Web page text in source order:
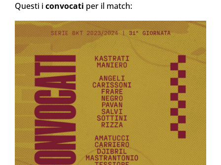
Questi i convocati per il match: